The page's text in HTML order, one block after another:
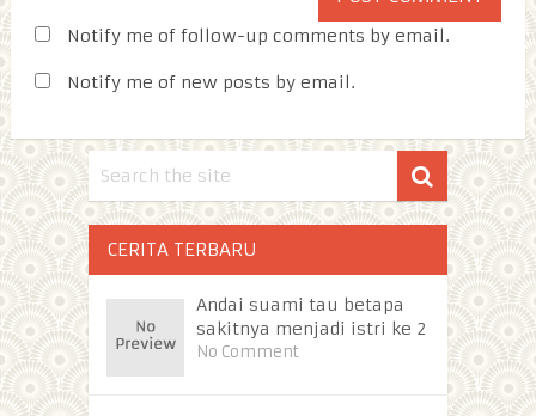
Notify me of follow-up comments by email.
Notify me of new posts by email.
CERITA TERBARU
Andai suami tau betapa
sakitnya menjadi istri ke 2
No Comment